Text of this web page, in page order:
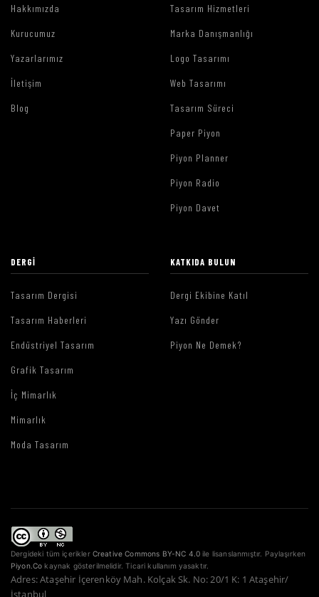
Hakkımızda
Kurucumuz
Yazarlarımız
İletişim
Blog
Tasarım Hizmetleri
Marka Danışmanlığı
Logo Tasarımı
Web Tasarımı
Tasarım Süreci
Paper Piyon
Piyon Planner
Piyon Radio
Piyon Davet
DERGI
Tasarım Dergisi
Tasarım Haberleri
Endüstriyel Tasarım
Grafik Tasarım
İç Mimarlık
Mimarlık
Moda Tasarım
KATKIDA BULUN
Dergi Ekibine Katıl
Yazı Gönder
Piyon Ne Demek?
Dergideki tüm içerikler Creative Commons BY-NC 4.0 ile lisanslanmıştır. Paylaşırken
Piyon.Co kaynak gösterilmelidir. Ticari kullanım yasaktır.
Adres: Ataşehir İçerenköy Mah. Kolçak Sk. No: 20/1 K: 1 Ataşehir/